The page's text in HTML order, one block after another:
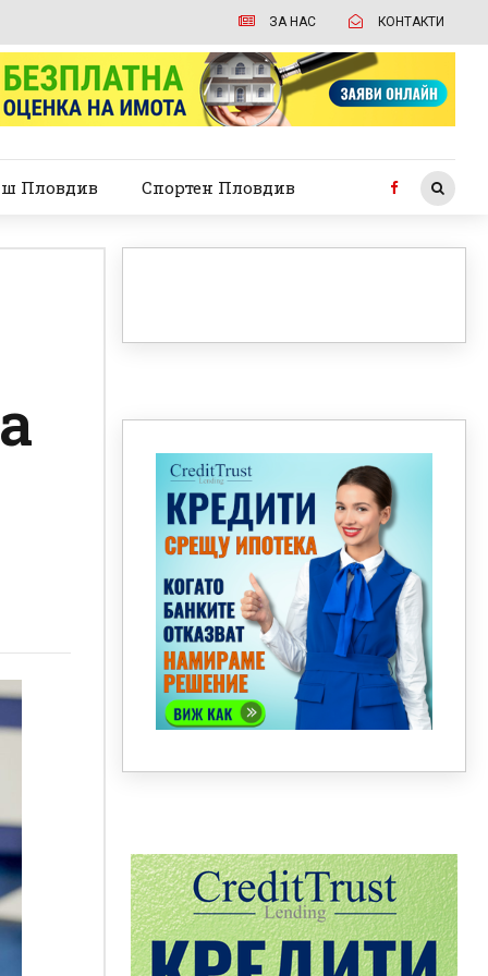
ЗА НАС КОНТАКТИ
Пловдив Спортен Пловдив